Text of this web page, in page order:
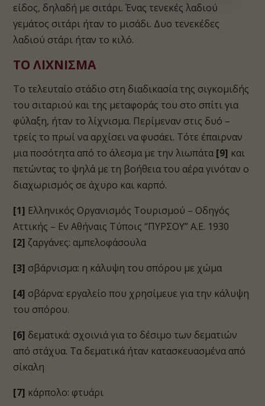
είδος, δηλαδή με σιτάρι. Ένας τενεκές λαδιού
γεμάτος σιτάρι ήταν το μισάδι. Δυο τενεκέδες
λαδιού στάρι ήταν το κιλό.
ΤΟ ΛΙΧΝΙΣΜΑ
Το τελευταίο στάδιο στη διαδικασία της σιγκομιδής
του σιταριού και της μεταφοράς του στο σπίτι για
φύλαξη, ήταν το λίχνισμα. Περίμεναν στις δυό –
τρείς το πρωί να αρχίσει να φυσάει. Τότε έπαιρναν
μια ποσότητα από το άλεσμα με την λιωπάτα [9] και
πετώντας το ψηλά με τη βοήθεια του αέρα γινόταν ο
διαχωρισμός σε άχυρο και καρπό.
[1] Ελληνικός Οργανισμός Τουρισμού – Οδηγός
Αττικής – Εν Αθήναις Τύποις ‘’ΠΥΡΣΟΥ” Α.Ε. 1930
[2] ζαργάνες: αμπελοφάσουλα
[3] σβάρνισμα: η κάλυψη του σπόρου με χώμα
[4] σβάρνα: εργαλείο που χρησίμευε για την κάλυψη
του σπόρου.
[6] δεματικά: σχοινιά για το δέσιμο των δεματιών
από στάχυα. Τα δεματικά ήταν κατασκευασμένα από
σίκαλη
[7] κάρπολο: φτυάρι